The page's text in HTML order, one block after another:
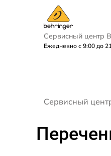
Сервисный центр
Ежедневно с 9:00 до
Сервисный